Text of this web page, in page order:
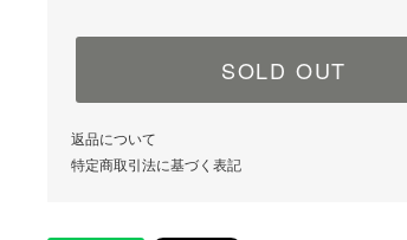
SOLD OUT
返品について
特定商取引法に基づく表記